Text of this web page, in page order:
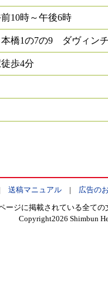
10時～午後6時
橋1の7の9 ダヴィン
歩4分
送稿マニュアル| 広告の
ージに掲載されている全て
Copyright2026 Shimbun